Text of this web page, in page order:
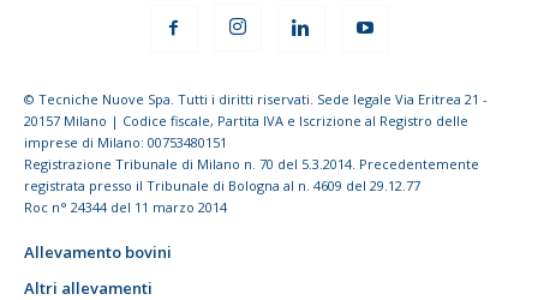
© Tecniche Nuove Spa. Tutti i diritti riservati. Sede legale Via Eritrea 21 -
20157 Milano | Codice fiscale, Partita IVA e Iscrizione al Registro delle
imprese di Milano: 00753480151
Registrazione Tribunale di Milano n. 70 del 5.3.2014. Precedentemente
registrata presso il Tribunale di Bologna al n. 4609 del 29.12.77
Roc n° 24344 del 11 marzo 2014
Allevamento bovini
Altri allevamenti